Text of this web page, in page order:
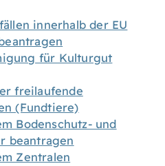
innerhalb der EU
für Kulturgut
freilaufende
(Fundtiere)
Bodenschutz- und
beantragen
Zentralen